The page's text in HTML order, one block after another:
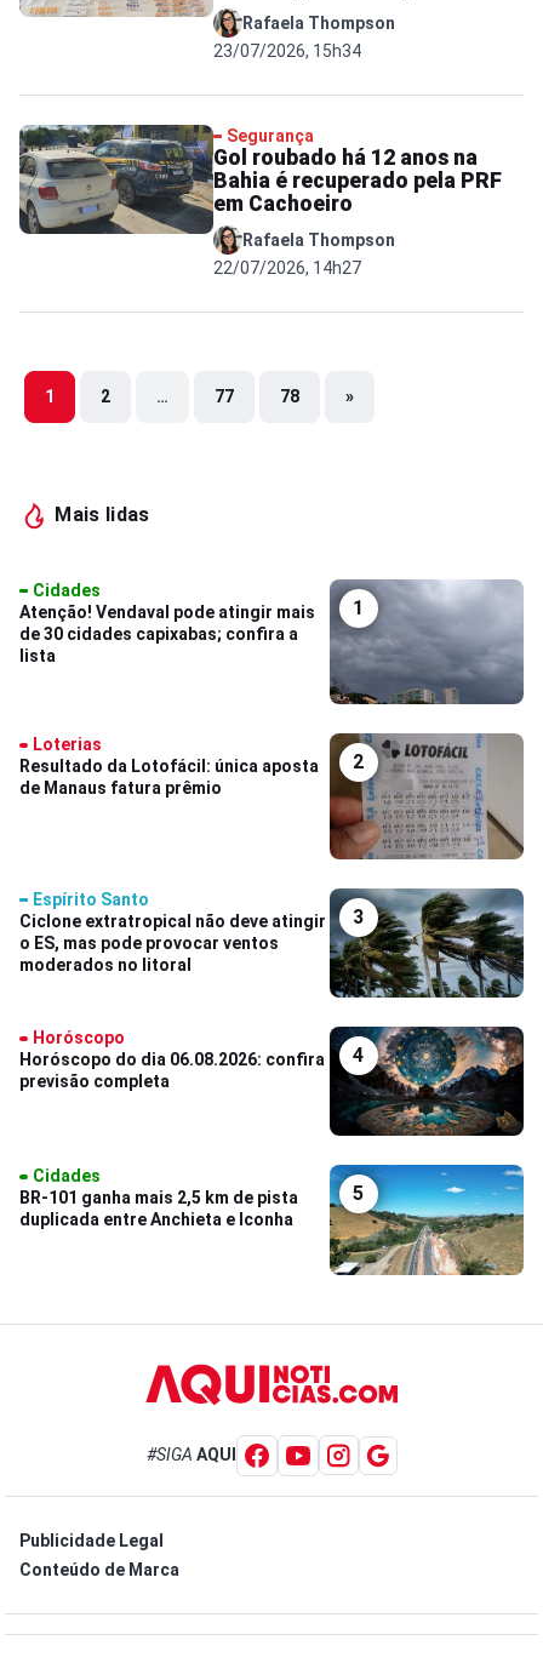
Rafaela Thompson
23/07/2026, 15h34
Segurança
Gol roubado há 12 anos na
Bahia é recuperado pela PRF
em Cachoeiro
Rafaela Thompson
22/07/2026, 14h27
Mais lidas
1
Cidades
Atenção! Vendaval pode atingir mais
de 30 cidades capixabas; confira a
lista
2
Loterias
Resultado da Lotofácil: única aposta
de Manaus fatura prêmio
3
Espírito Santo
Ciclone extratropical não deve atingir
o ES, mas pode provocar ventos
moderados no litoral
4
Horóscopo
Horóscopo do dia 06.08.2026: confira
previsão completa
5
Cidades
BR-101 ganha mais 2,5 km de pista
duplicada entre Anchieta e Iconha
1 2 … 77 78 »
#SIGA AQUI
Publicidade Legal
Conteúdo de Marca